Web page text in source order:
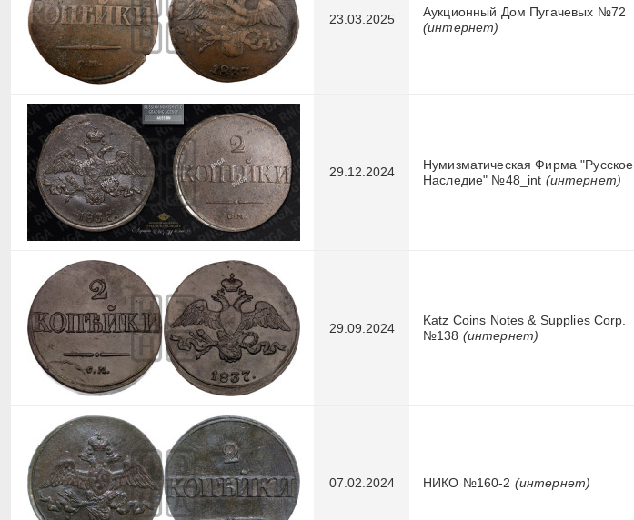
23.03.2025
Аукционный Дом Пугачевых №72
(интернет)
29.12.2024
Нумизматическая Фирма "Русское
Наследие" №48_int (интернет)
29.09.2024
Katz Coins Notes & Supplies Corp.
№138 (интернет)
07.02.2024 НИКО №160-2 (интернет)